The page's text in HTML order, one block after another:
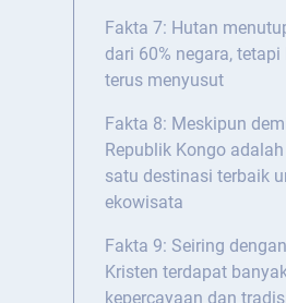
Fakta 7: Hutan
dari 60% negara,
terus menyusut
Fakta 8: Meskipun
Republik Kongo
satu destinasi terbaik
ekowisata
Fakta 9: Seiring
Kristen terdapat
kepercayaan dan